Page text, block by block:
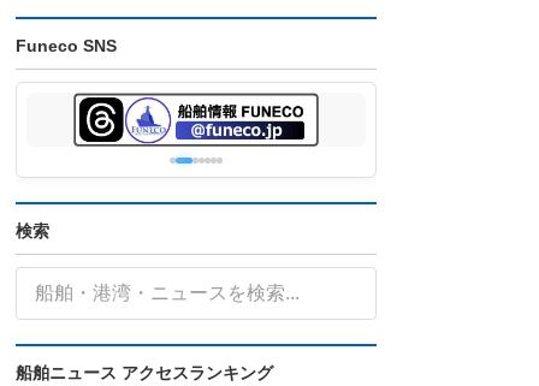
Funeco SNS
検索
船舶ニュース アクセスランキング